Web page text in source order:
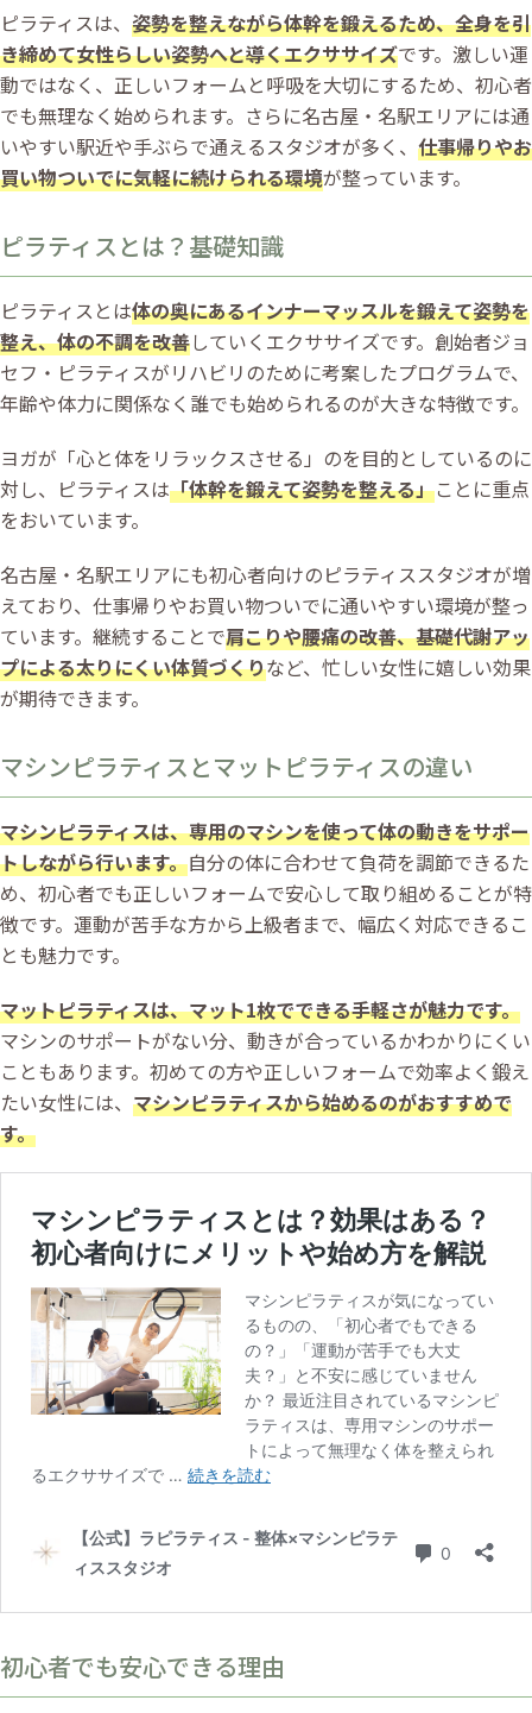
ピラティスは、 姿勢を整えながら体幹を鍛えるため、全身を引
き締めて女性らしい姿勢へと導くエクササイズです。激しい運
動ではなく、正しいフォームと呼吸を大切にするため、初心者
でも無理なく始められます。さらに名古屋・名駅エリアには通
いやすい駅近や手ぶらで通えるスタジオが多く、 仕事帰りやお
買い物ついでに気軽に続けられる環境が整っています。
ピラティスとは？基礎知識
ピラティスとは体の奥にあるインナーマッスルを鍛えて姿勢を
整え、体の不調を改善していくエクササイズです。創始者ジョ
セフ・ピラティスがリハビリのために考案したプログラムで、
年齢や体力に関係なく誰でも始められるのが大きな特徴です。
ヨガが「心と体をリラックスさせる」のを目的としているのに
対し、ピラティスは「体幹を鍛えて姿勢を整える」ことに重点
をおいています。
名古屋・名駅エリアにも初心者向けのピラティススタジオが増
えており、仕事帰りやお買い物ついでに通いやすい環境が整っ
ています。継続することで肩こりや腰痛の改善、基礎代謝アッ
プによる太りにくい体質づくりなど、忙しい女性に嬉しい効果
が期待できます。
マシンピラティスとマットピラティスの違い
マシンピラティスは、専用のマシンを使って体の動きをサポー
トしながら行います。自分の体に合わせて負荷を調節できるた
め、初心者でも正しいフォームで安心して取り組めることが特
徴です。運動が苦手な方から上級者まで、幅広く対応できるこ
とも魅力です。
マットピラティスは、マット1枚でできる手軽さが魅力です。
マシンのサポートがない分、動きが合っているかわかりにくい
こともあります。初めての方や正しいフォームで効率よく鍛え
たい女性には、 マシンピラティスから始めるのがおすすめで
す。
初心者でも安心できる理由